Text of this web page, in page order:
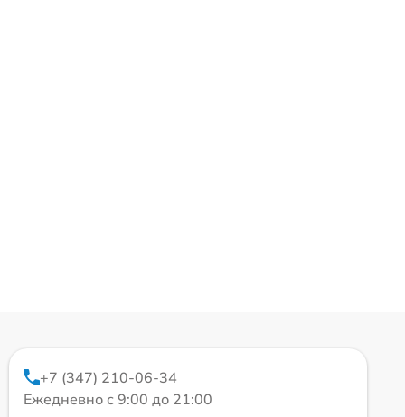
+7 (347) 210-06-34
Ежедневно с 9:00 до 21:00